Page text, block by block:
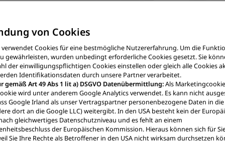
transportablen
nahezu überall laden.
von Cookies
verwendet Cookies für eine bestmögliche Nutzererfahrung. Um die
gewährleisten, wurden unbedingt erforderliche Cookies gesetzt. Sie
der einwilligungspflichtigen Cookies einstellen oder gleich alle Cookies
Identifikationsdaten durch unsere Partner verarbeitet.
gemäß Art 49 Abs 1 lit a) DSGVO Datenübermittlung:Als
wird unter anderem Google Analytics verwendet. Es kann nicht
Google Irland als unser Vertragspartner personenbezogene Daten in die
dort an die Google LLC) weitergibt. In den USA besteht kein der
gleichwertiges Datenschutzniveau und es fehlt an einem
der Europäischen Kommission. Hieraus können sich für
Sie Ihre Rechte als Betroffener in den USA nicht wirksam durchsetzen